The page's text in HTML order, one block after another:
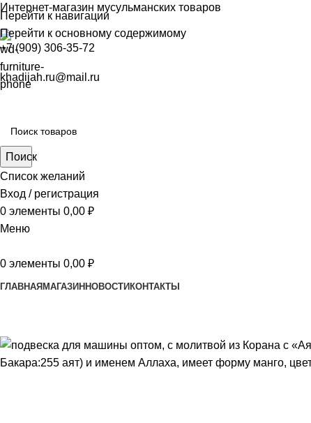
Перейти к навигации
Перейти к основному содержимому
Интернет-магазин мусульманских товаров
+7 (909) 306-35-72
khadijah.ru@mail.ru
Поиск
Список желаний
Вход / регистрация
0 элементы 0,00 ₽
Меню
0 элементы 0,00 ₽
ГЛАВНАЯ МАГАЗИН НОВОСТИ КОНТАКТЫ